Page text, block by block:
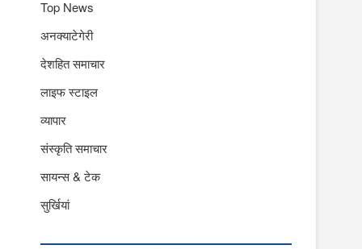
Top News
अनक्याटेगेरी
देशहित समाचार
लाइफ स्टाइल
व्यापार
संस्कृति समाचार
सायन्स & टेक
सुर्खियां